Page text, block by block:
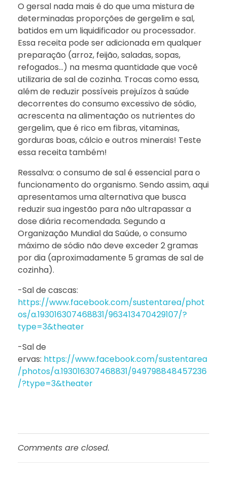
O gersal nada mais é do que uma mistura de
determinadas proporções de gergelim e sal,
batidos em um liquidificador ou processador.
Essa receita pode ser adicionada em qualquer
preparação (arroz, feijão, saladas, sopas,
refogados…) na mesma quantidade que você
utilizaria de sal de cozinha. Trocas como essa,
além de reduzir possíveis prejuízos à saúde
decorrentes do consumo excessivo de sódio,
acrescenta na alimentação os nutrientes do
gergelim, que é rico em fibras, vitaminas,
gorduras boas, cálcio e outros minerais! Teste
essa receita também!
Ressalva: o consumo de sal é essencial para o
funcionamento do organismo. Sendo assim, aqui
apresentamos uma alternativa que busca
reduzir sua ingestão para não ultrapassar a
dose diária recomendada. Segundo a
Organização Mundial da Saúde, o consumo
máximo de sódio não deve exceder 2 gramas
por dia (aproximadamente 5 gramas de sal de
cozinha).
-Sal de cascas:
https://www.facebook.com/sustentarea/phot
os/a.193016307468831/963413470429107/?
type=3&theater
-Sal de
ervas: https://www.facebook.com/sustentarea
/photos/a.193016307468831/949798848457236
/?type=3&theater
Comments are closed.